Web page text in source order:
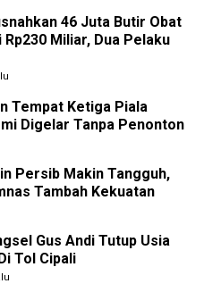
46 Juta Butir Obat
Miliar, Dua Pelaku
Tempat Ketiga Piala
Digelar Tanpa Penonton
Persib Makin Tangguh,
Tambah Kekuatan
Gus Andi Tutup Usia
Tol Cipali